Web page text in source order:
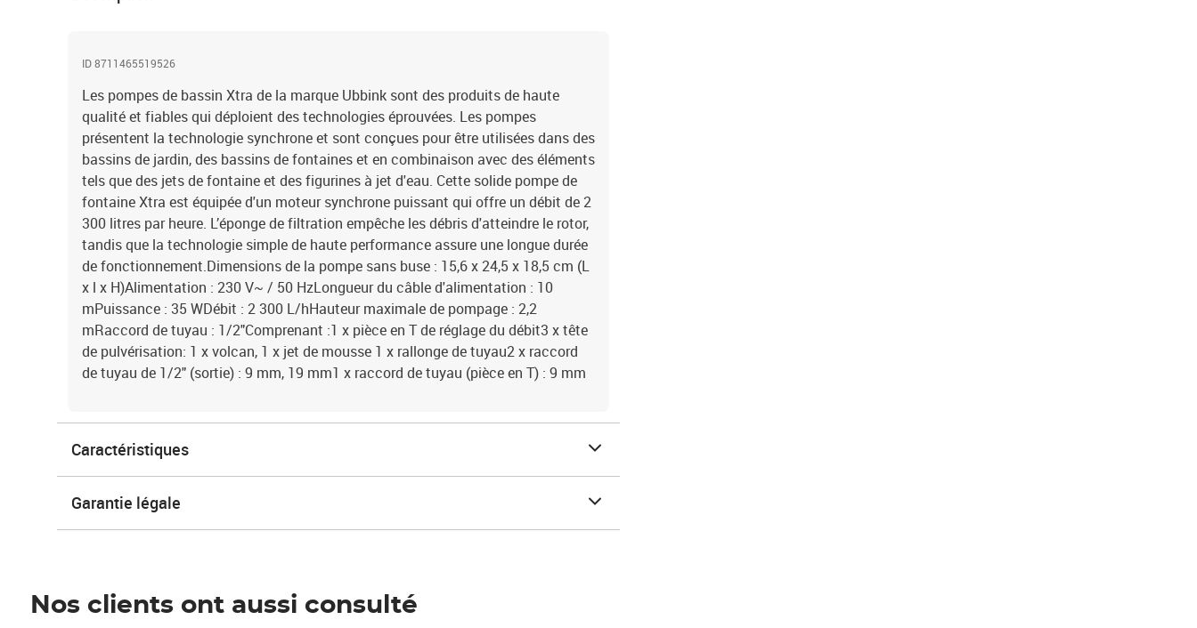
ID 8711465519526
Les pompes de bassin Xtra de la marque Ubbink sont des produits de haute
qualité et fiables qui déploient des technologies éprouvées. Les pompes
présentent la technologie synchrone et sont conçues pour être utilisées dans des
bassins de jardin, des bassins de fontaines et en combinaison avec des éléments
tels que des jets de fontaine et des figurines à jet d'eau. Cette solide pompe de
fontaine Xtra est équipée d'un moteur synchrone puissant qui offre un débit de 2
300 litres par heure. L’éponge de filtration empêche les débris d'atteindre le rotor,
tandis que la technologie simple de haute performance assure une longue durée
de fonctionnement.Dimensions de la pompe sans buse : 15,6 x 24,5 x 18,5 cm (L
x l x H)Alimentation : 230 V~ / 50 HzLongueur du câble d'alimentation : 10
mPuissance : 35 WDébit : 2 300 L/hHauteur maximale de pompage : 2,2
mRaccord de tuyau : 1/2"Comprenant :1 x pièce en T de réglage du débit3 x tête
de pulvérisation: 1 x volcan, 1 x jet de mousse 1 x rallonge de tuyau2 x raccord
de tuyau de 1/2" (sortie) : 9 mm, 19 mm1 x raccord de tuyau (pièce en T) : 9 mm
Caractéristiques
Garantie légale
Nos clients ont aussi consulté